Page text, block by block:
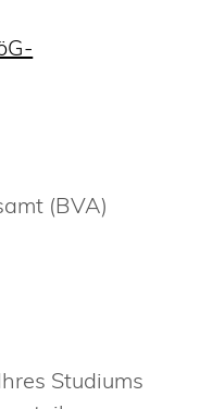
(BVA)
Studiums